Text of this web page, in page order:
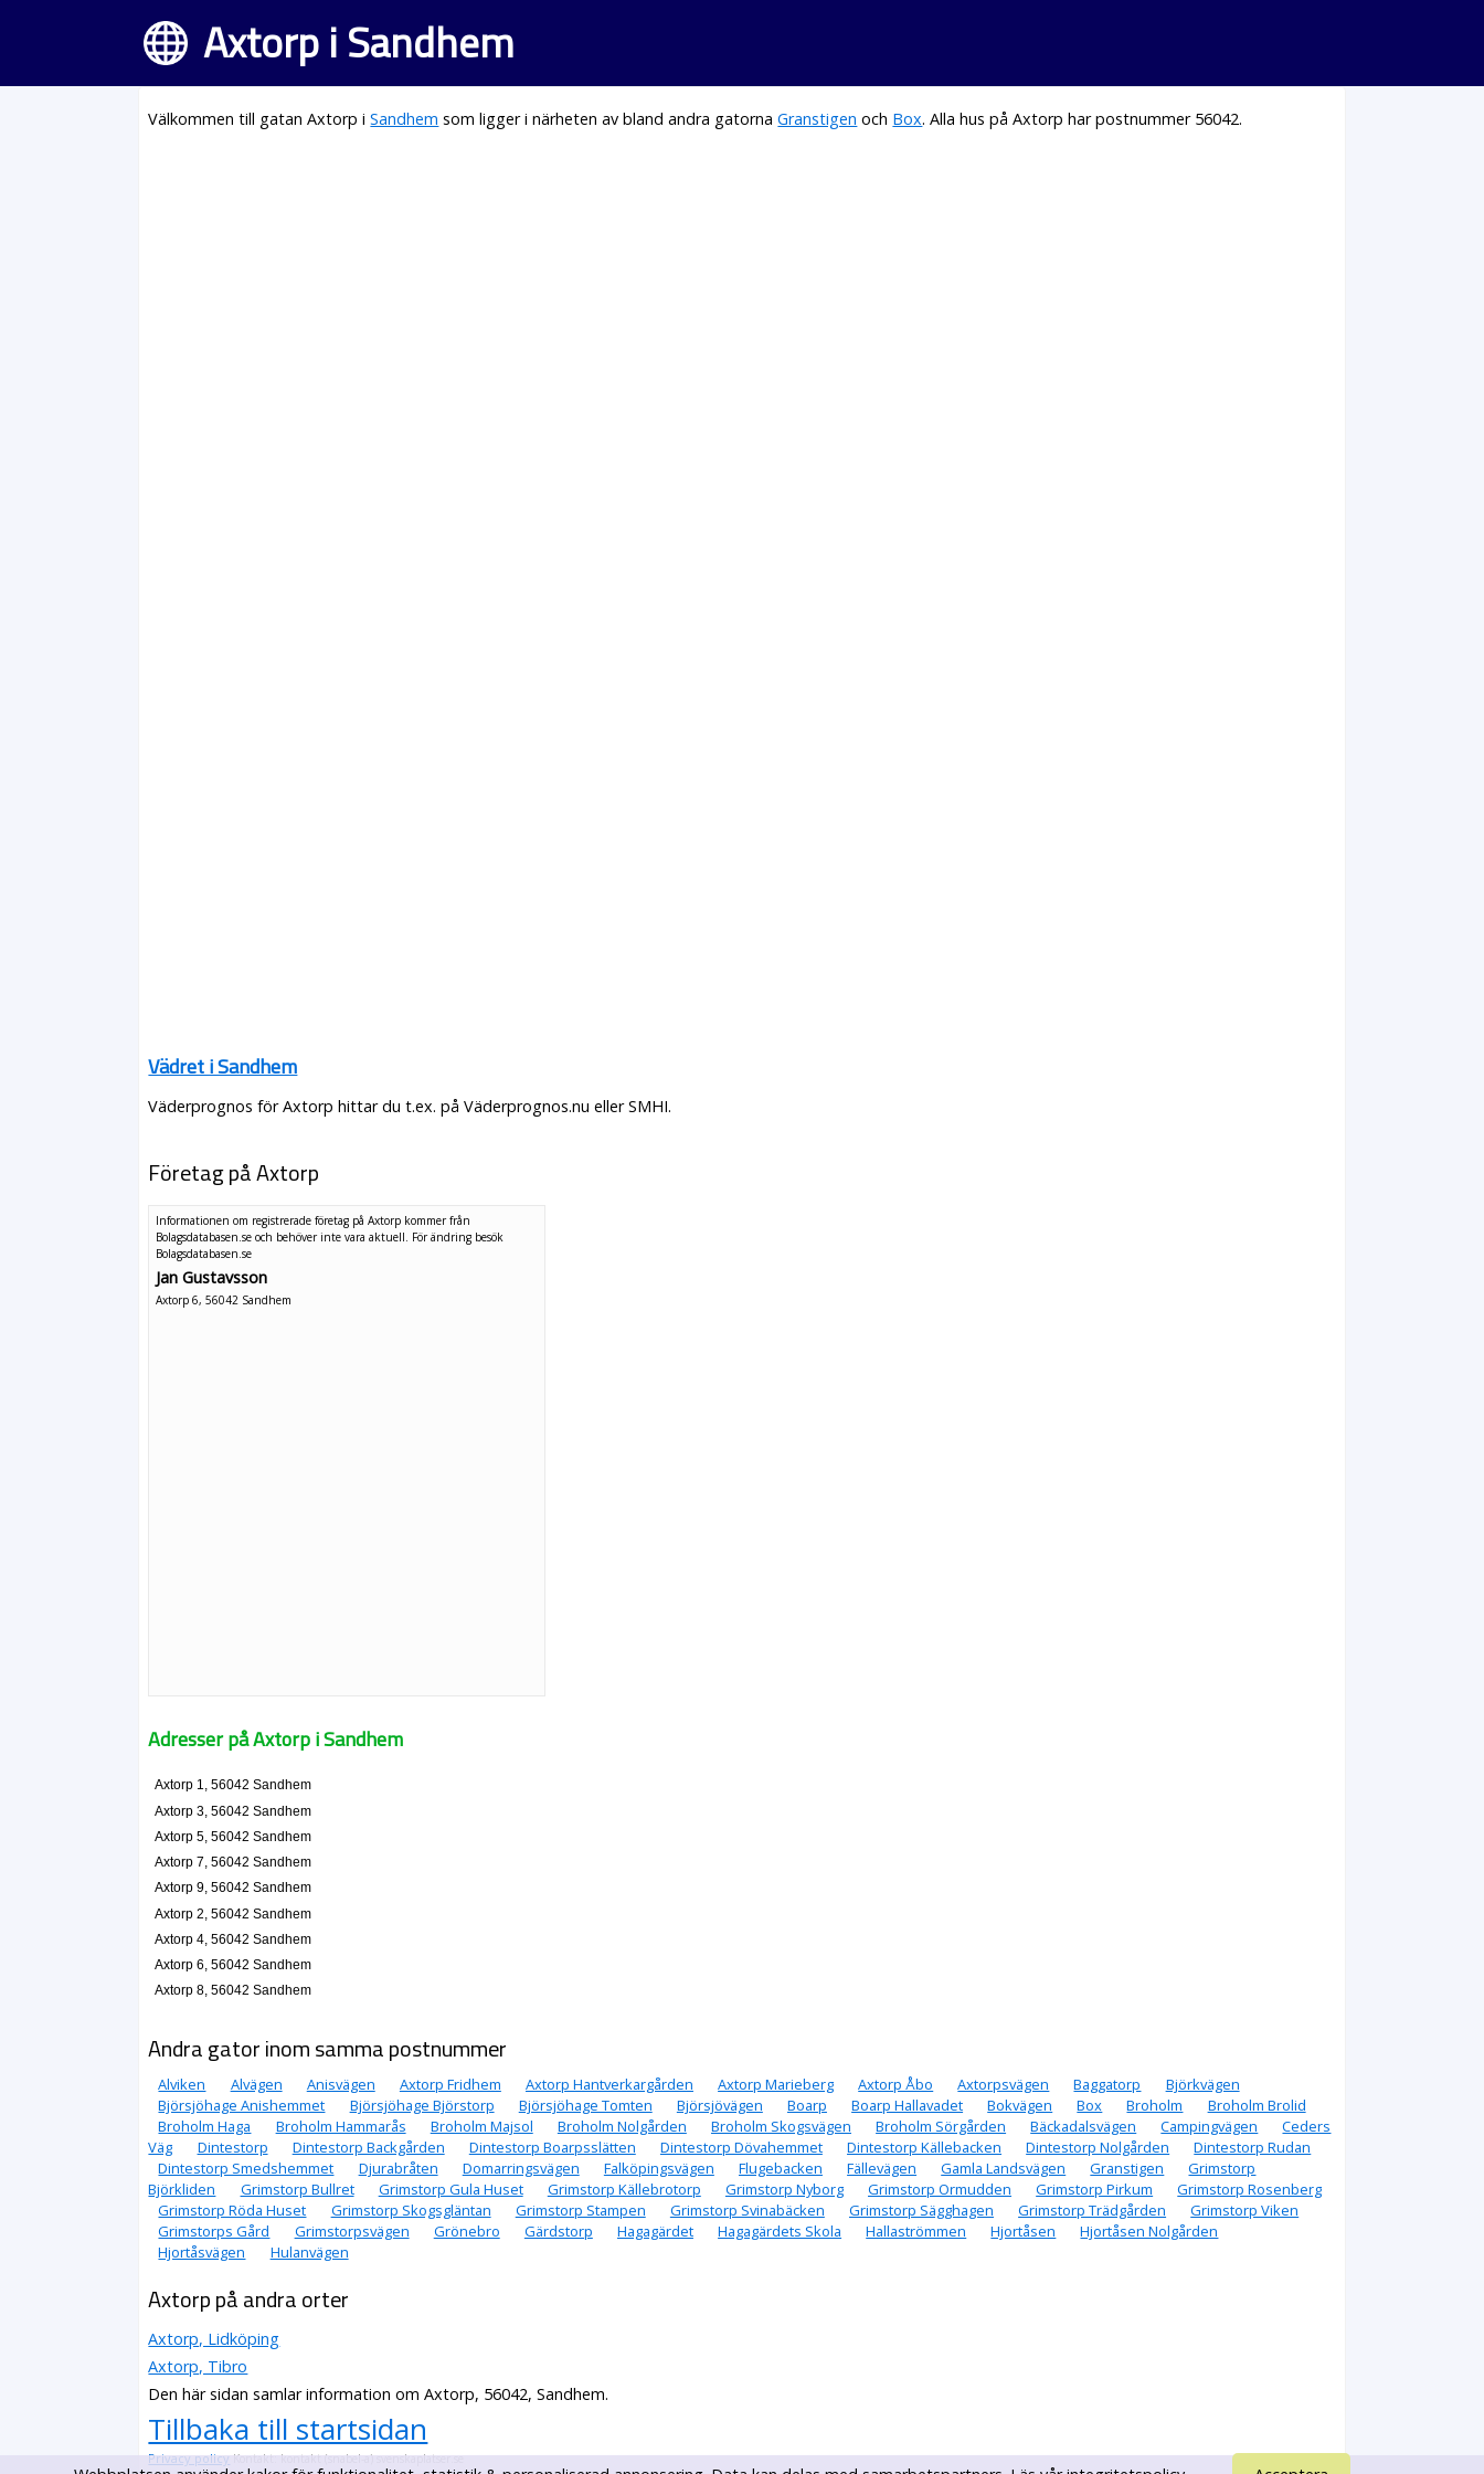
Axtorp i Sandhem
Välkommen till gatan Axtorp iSandhem som ligger i närheten av bland andra gatornaGranstigen och Box. Alla hus på Axtorp har postnummer 56042.
Vädret i Sandhem
Väderprognos för Axtorp hittar du t.ex. på Väderprognos.nu eller SMHI.
Företag på Axtorp
Informationen om registrerade företag på Axtorp kommer från
Bolagsdatabasen.se och behöver inte vara aktuell. För ändring besök
Bolagsdatabasen.se
Jan Gustavsson
Axtorp 6, 56042 Sandhem
Adresser på Axtorp i Sandhem
Axtorp 1, 56042 Sandhem
Axtorp 3, 56042 Sandhem
Axtorp 5, 56042 Sandhem
Axtorp 7, 56042 Sandhem
Axtorp 9, 56042 Sandhem
Axtorp 2, 56042 Sandhem
Axtorp 4, 56042 Sandhem
Axtorp 6, 56042 Sandhem
Axtorp 8, 56042 Sandhem
Andra gator inom samma postnummer
Alviken Alvägen Anisvägen Axtorp Fridhem Axtorp Hantverkargården Axtorp Marieberg Axtorp Åbo Axtorpsvägen Baggatorp
Björkvägen
Björsjöhage Anishemmet
Björsjöhage Björstorp Björsjöhage Tomten Björsjövägen Boarp Boarp Hallavadet Bokvägen Box Broholm
Broholm Brolid
Broholm Haga
Broholm Hammarås Broholm Majsol Broholm Nolgården Broholm Skogsvägen Broholm Sörgården Bäckadalsvägen Campingvägen
Ceders
Väg
Dintestorp Dintestorp Backgården Dintestorp Boarpsslätten Dintestorp Dövahemmet Dintestorp Källebacken Dintestorp Nolgården
Dintestorp Rudan
Dintestorp Smedshemmet
Djurabråten Domarringsvägen Falköpingsvägen Flugebacken Fällevägen Gamla Landsvägen Granstigen
Grimstorp
Björkliden
Grimstorp Bullret Grimstorp Gula Huset Grimstorp Källebrotorp Grimstorp Nyborg Grimstorp Ormudden Grimstorp Pirkum
Grimstorp Rosenberg
Grimstorp Röda Huset
Grimstorp Skogsgläntan Grimstorp Stampen Grimstorp Svinabäcken Grimstorp Sägghagen Grimstorp Trädgården
Grimstorp Viken
Grimstorps Gård
Grimstorpsvägen Grönebro Gärdstorp Hagagärdet Hagagärdets Skola Hallaströmmen Hjortåsen
Hjortåsen Nolgården
Hjortåsvägen
Hulanvägen
Axtorp på andra orter
Axtorp, Lidköping
Axtorp, Tibro
Den här sidan samlar information om Axtorp, 56042, Sandhem.
Tillbaka till startsidan
Privacy policyKontakt: kontakt (snabel-a) svenskaplatser.se